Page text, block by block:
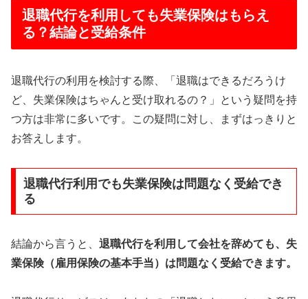
退職代行を利用しても失業保険はもらえ
る？結論と受給条件
退職代行の利用を検討する際、「退職はできるだろうけ
ど、失業保険はちゃんと受け取れるの？」という疑問を持
つ方は非常に多いです。この疑問に対し、まずはっきりと
お答えします。
退職代行利用でも失業保険は問題なく受給でき
る
結論から言うと、 退職代行を利用して会社を辞めても、失
業保険（雇用保険の基本手当）は問題なく受給できます。